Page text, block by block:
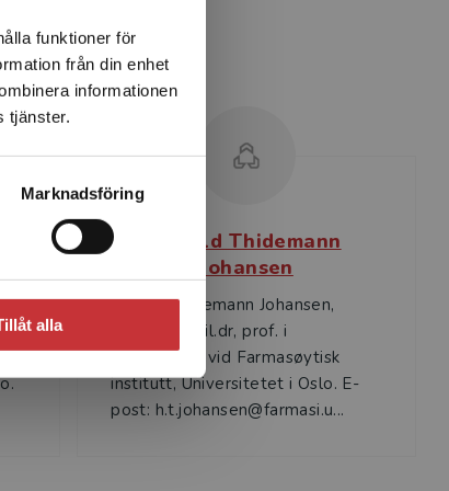
funktioner för
från din enhet
informationen
tjänster.
Marknadsföring
alla
Harald Thidemann
Johansen
Harald Thidemann Johansen,
farm.kand., fil.dr, prof. i
farmakologi vid Farmasøytisk
institutt, Universitetet i Oslo. E-
post: h.t.johansen@farmasi.u...